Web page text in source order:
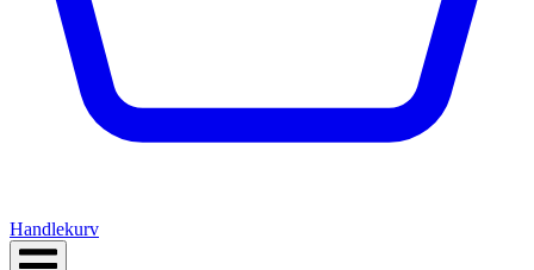
Handlekurv